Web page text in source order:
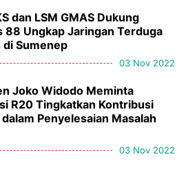
dan LSM GMAS Dukung
88 Ungkap Jaringan Terduga
Sumenep
03 Nov 2022
Joko Widodo Meminta
R20 Tingkatkan Kontribusi
Penyelesaian Masalah
03 Nov 2022